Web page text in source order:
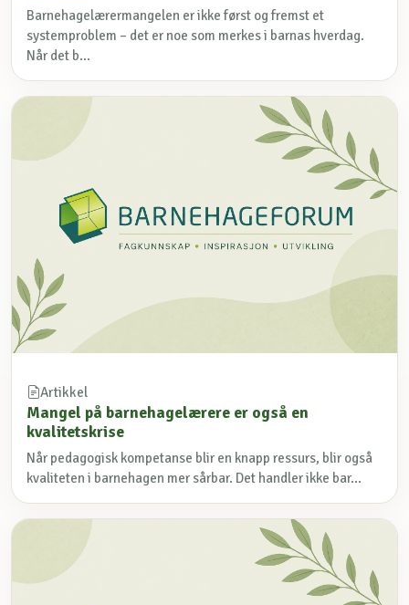
Barnehagelærermangelen er ikke først og fremst et
systemproblem – det er noe som merkes i barnas hverdag.
Når det b...
Artikkel
Mangel på barnehagelærere er også en
kvalitetskrise
Når pedagogisk kompetanse blir en knapp ressurs, blir også
kvaliteten i barnehagen mer sårbar. Det handler ikke bar...